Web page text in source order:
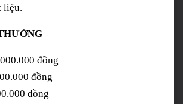
liệu.
đồng
đồng
đồng